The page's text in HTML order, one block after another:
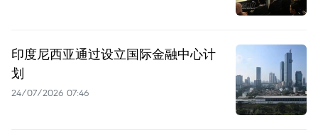
印度尼西亚通过设立国际金融中心计
划
24/07/2026 07:46